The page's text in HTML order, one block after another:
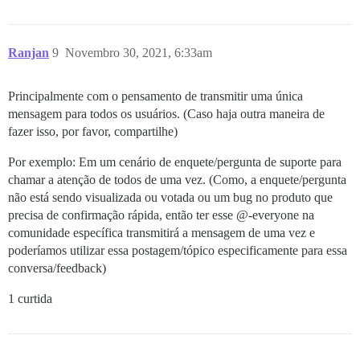
Ranjan Novembro 30, 2021, 6:33am
9
Principalmente com o pensamento de transmitir uma única
mensagem para todos os usuários. (Caso haja outra maneira de
fazer isso, por favor, compartilhe)
Por exemplo: Em um cenário de enquete/pergunta de suporte para
chamar a atenção de todos de uma vez. (Como, a enquete/pergunta
não está sendo visualizada ou votada ou um bug no produto que
precisa de confirmação rápida, então ter esse @-everyone na
comunidade específica transmitirá a mensagem de uma vez e
poderíamos utilizar essa postagem/tópico especificamente para essa
conversa/feedback)
1 curtida